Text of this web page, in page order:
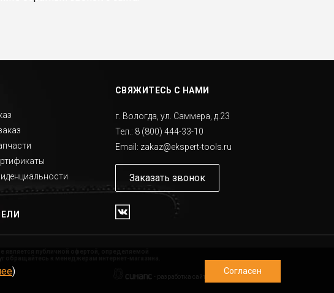
СВЯЖИТЕСЬ С НАМИ
г. Вологда, ул. Саммера, д.23
Тел.: 8 (800) 444-33-10
Email: zakaz@ekspert-tools.ru
Заказать звонок
является публичной офертой, определяемой
разработка сайта
) Согласен